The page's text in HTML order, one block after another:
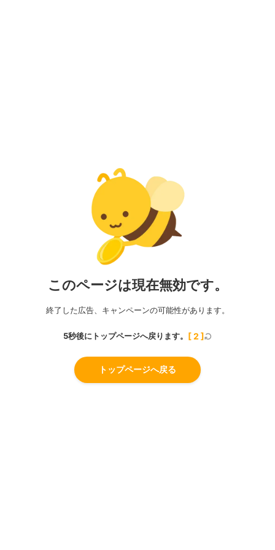
このページは現在無効です。
終了した広告、キャンペーンの可能性があります。
5秒後にトップページへ戻ります。 [2 ]
トップページへ戻る